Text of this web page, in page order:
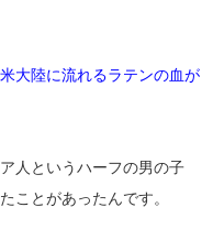
大陸に流れるラテンの血が
人というハーフの男の子
ことがあったんです。